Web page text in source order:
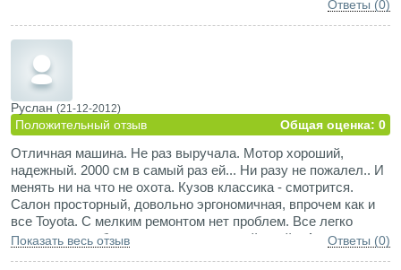
Ответы (0)
Руслан (21-12-2012)
Положительный отзыв Общая оценка: 0
Отличная машина. Не раз выручала. Мотор хороший,
надежный. 2000 см в самый раз ей... Ни разу не пожалел.. И
менять ни на что не охота. Кузов классика - смотрится.
Салон просторный, довольно эргономичная, впрочем как и
все Toyota. С мелким ремонтом нет проблем. Все легко
меняется в любом гараже со смотровой ямой... А до
Показать весь отзыв Ответы (0)